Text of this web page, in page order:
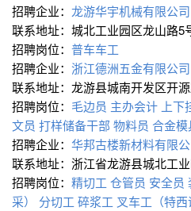
招聘企业： 龙游华宇机械有限公司
联系地址：城北工业园区龙山路5
招聘岗位： 普车车工
招聘企业： 浙江德洲五金有限公司
联系地址：龙游县城南开发区开
招聘岗位： 毛边员 主办会计 上下
文员 打样储备干部 物料员 合金
招聘企业： 华邦古楼新材料有限
联系地址：浙江省龙游县城北工
招聘岗位： 精切工 仓管员 安全员
采）
分切工 碎浆工 叉车工（特西